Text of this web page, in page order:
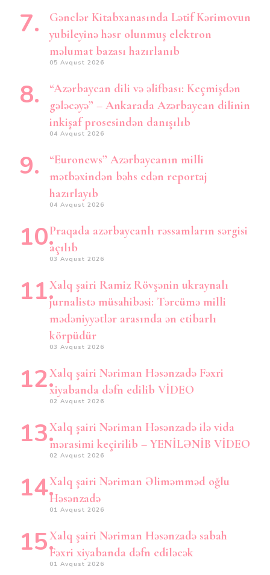
Gənclər Kitabxanasında Lətif Kərimovun
yubileyinə həsr olunmuş elektron
məlumat bazası hazırlanıb
05 Avqust 2026
“Azərbaycan dili və əlifbası: Keçmişdən
gələcəyə” – Ankarada Azərbaycan dilinin
inkişaf prosesindən danışılıb
04 Avqust 2026
“Euronews” Azərbaycanın milli
mətbəxindən bəhs edən reportaj
hazırlayıb
04 Avqust 2026
Praqada azərbaycanlı rəssamların sərgisi
açılıb
03 Avqust 2026
Xalq şairi Ramiz Rövşənin ukraynalı
jurnalistə müsahibəsi: Tərcümə milli
mədəniyyətlər arasında ən etibarlı
körpüdür
03 Avqust 2026
Xalq şairi Nəriman Həsənzadə Fəxri
xiyabanda dəfn edilib VİDEO
02 Avqust 2026
Xalq şairi Nəriman Həsənzadə ilə vida
mərasimi keçirilib – YENİLƏNİB VİDEO
02 Avqust 2026
Xalq şairi Nəriman Əliməmməd oğlu
Həsənzadə
01 Avqust 2026
Xalq şairi Nəriman Həsənzadə sabah
Fəxri xiyabanda dəfn ediləcək
01 Avqust 2026